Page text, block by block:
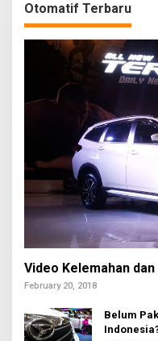
Otomatif Terbaru
Video Kelemahan
February 20, 2018
Belum